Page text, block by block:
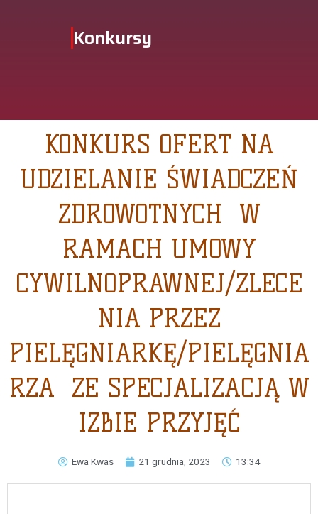
Konkursy
KONKURS OFERT NA
UDZIELANIE ŚWIADCZEŃ
ZDROWOTNYCH W
RAMACH UMOWY
CYWILNOPRAWNEJ/ZLECE
NIA PRZEZ
PIELĘGNIARKĘ/PIELĘGNIA
RZA ZE SPECJALIZACJĄ W
IZBIE PRZYJĘĆ
Ewa Kwas 21 grudnia, 2023 13:34